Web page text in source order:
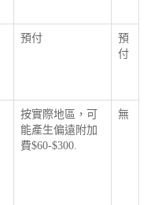
預付
預
付
按實際地區，可
能產生偏遠附加
費$60-$300.
無